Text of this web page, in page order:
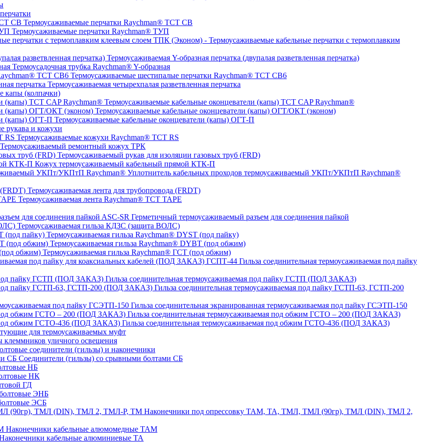
Термоусаживаемые перчатки Raychman® TCT CB
Термоусаживаемые перчатки Raychman® ТУП
ТПК (Эконом) - Термоусаживаемые кабельные перчатки с термоплавким
Термоусаживаемая Y-образная перчатка (двупалая разветвленная перчатка)
Термоусадочная трубка Raychman® Y-образная
Термоусаживаемые шестипалые перчатки Raychman® ТСТ СВ6
Термоусаживаемая четырехпалая разветвленная перчатка
капы (колпачки)
Термоусаживаемые кабельные оконцеватели (капы) ТCT CAP Raychman®
Термоусаживаемые кабельные оконцеватели (капы) ОГТ/ОКТ (эконом)
Термоусаживаемые кабельные оконцеватели (капы) ОГТ-П
рукава и кожухи
Термоусаживаемые кожухи Raychman® TCT RS
Термоусаживаемый ремонтный кожух ТРК
Термоусаживаемый рукав для изоляции газовых труб (FRD)
Кожух термоусаживаемый кабельный прямой КТК-П
Уплотнитель кабельных проходов термоусаживаемый УКПт/УКПтП Raychman®
Термоусаживаемая лента для трубопровода (FRDT)
Термоусаживаемая лента Raychman® TCT TAPE
ASC‐SR Герметичный термоусаживаемый разъем для соединения пайкой
Термоусаживаемая гильза КДЗС (защита ВОЛС)
Термоусаживаемая гильза Raychman® DYST (под пайку)
Термоусаживаемая гильза Raychman® DYBT (под обжим)
Термоусаживаемая гильза Raychman® ГСТ (под обжим)
ГСПТ-44 Гильза соединительная термоусаживаемая под пайку
Гильза соединительная термоусаживаемая под пайку ГСТП (ПОД ЗАКАЗ)
Гильза соединительная термоусаживаемая под пайку ГСТП-63, ГСТП-200
Гильза соединительная экранированная термоусаживаемая под пайку ГСЭТП-150
Гильза соединительная термоусаживаемая под обжим ГСТО – 200 (ПОД ЗАКАЗ)
Гильза соединительная термоусаживаемая под обжим ГСТО-436 (ПОД ЗАКАЗ)
для термоусаживаемых муфт
клеммников уличного освещения
соединители (гильзы) и наконечники
Соединители (гильзы) со срывными болтами СБ
НБ
НК
ГД
ЭНБ
ЭСБ
Наконечники под опрессовку ТАМ, ТА, ТМЛ, ТМЛ (90гр), ТМЛ (DIN), ТМЛ 2,
Наконечники кабельные алюмомедные ТАМ
кабельные алюминиевые ТА